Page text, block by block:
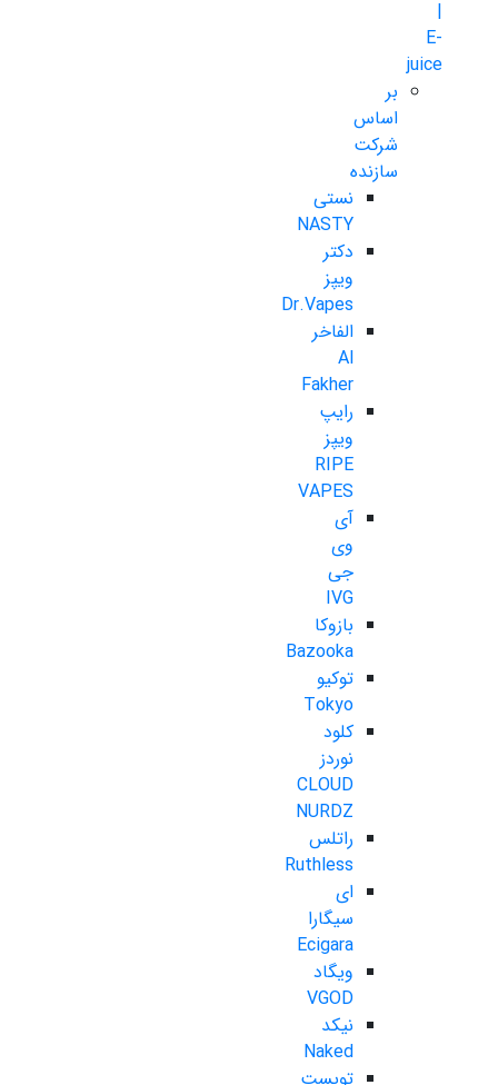
E-
juice
بر
اساس
شرکت
سازنده
نستی
NASTY
دکتر
ویپز
Dr.Vapes
الفاخر
Al
Fakher
رایپ
ویپز
RIPE
VAPES
آی
وی
جی
IVG
بازوکا
Bazooka
توکیو
Tokyo
کلود
نوردز
CLOUD
NURDZ
راتلس
Ruthless
ای
سیگارا
Ecigara
ویگاد
VGOD
نیکد
Naked
تویست